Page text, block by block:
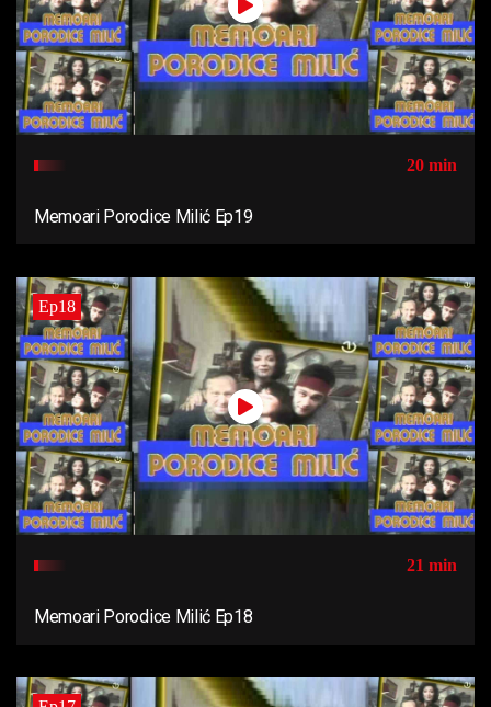
20 min
Memoari Porodice Milić Ep19
Ep18
21 min
Memoari Porodice Milić Ep18